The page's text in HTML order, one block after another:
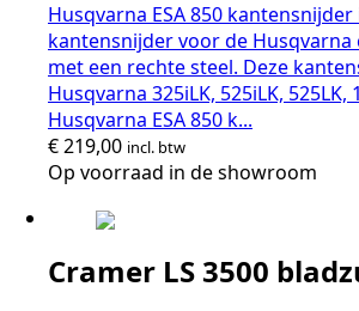
Husqvarna ESA 850 kantensnijder
kantensnijder voor de Husqvarna
met een rechte steel. Deze
Husqvarna 325iLK, 525iLK, 525LK,
Husqvarna ESA 850 k...
€219,00 incl. btw
Op voorraad in de showroom
Cramer LS 3500